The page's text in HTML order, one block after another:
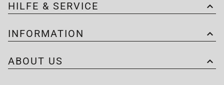
HILFE & SERVICE
INFORMATION
ABOUT US